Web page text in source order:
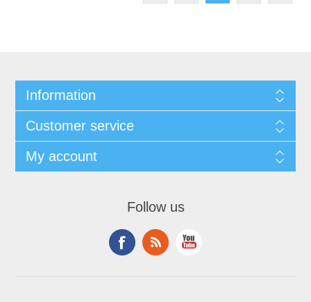
Information
Customer service
My account
Follow us